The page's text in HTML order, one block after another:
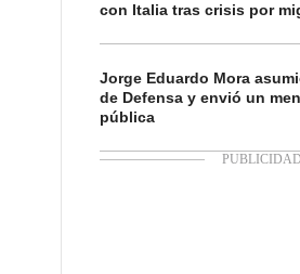
con Italia tras crisis por
Jorge Eduardo Mora
de Defensa y envió un
pública